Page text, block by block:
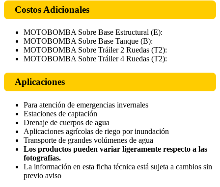
Costos Adicionales
MOTOBOMBA Sobre Base Estructural (E):
MOTOBOMBA Sobre Base Tanque (B):
MOTOBOMBA Sobre Tráiler 2 Ruedas (T2):
MOTOBOMBA Sobre Tráiler 4 Ruedas (T2):
Aplicaciones
Para atención de emergencias invernales
Estaciones de captación
Drenaje de cuerpos de agua
Aplicaciones agrícolas de riego por inundación
Transporte de grandes volúmenes de agua
Los productos pueden variar ligeramente respecto a las
fotografías.
La información en esta ficha técnica está sujeta a cambios sin
previo aviso